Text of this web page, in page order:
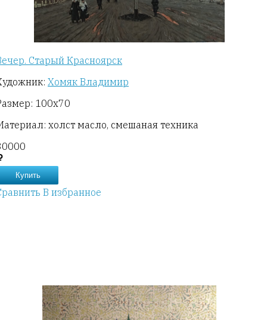
Старый Красноярск
Хомяк Владимир
100х70
холст масло, смешаная техника
Купить
В избранное